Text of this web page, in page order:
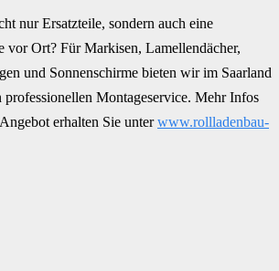
nur Ersatzteile, sondern auch eine
vor Ort? Für Markisen, Lamellendächer,
und Sonnenschirme bieten wir im Saarland
professionellen Montageservice. Mehr Infos
erhalten Sie unterwww.rollladenbau-